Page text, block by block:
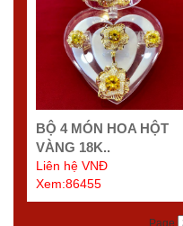
BỘ 4 MÓN HOA HỘT
VÀNG 18K..
Liên hệ VNĐ
Xem:86455
Page